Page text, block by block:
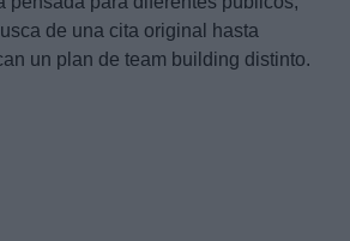
de una cita original hasta
un plan de team building distinto.